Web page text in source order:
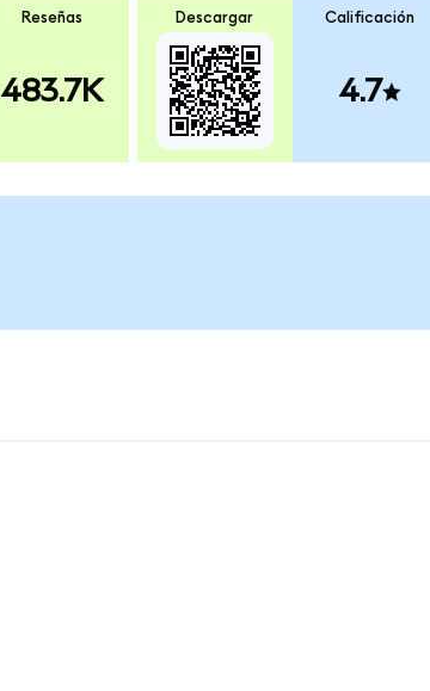
Reseñas
483.7K
Descargar Calificación
4.7